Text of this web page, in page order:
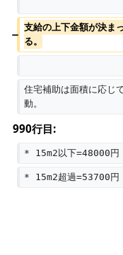
支給の上下金額が決ま
る。
住宅補助は面積に応じ
動。
990行目:
* 15m2以下=48000円
* 15m2超過=53700円